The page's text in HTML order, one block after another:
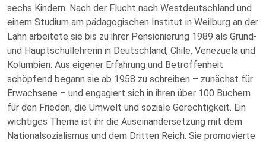
sechs Kindern. Nach der Flucht nach Westdeutschland und
einem Studium am pädagogischen Institut in Weilburg an der
Lahn arbeitete sie bis zu ihrer Pensionierung 1989 als Grund-
und Hauptschullehrerin in Deutschland, Chile, Venezuela und
Kolumbien. Aus eigener Erfahrung und Betroffenheit
schöpfend begann sie ab 1958 zu schreiben – zunächst für
Erwachsene – und engagiert sich in ihren über 100 Büchern
für den Frieden, die Umwelt und soziale Gerechtigkeit. Ein
wichtiges Thema ist ihr die Auseinandersetzung mit dem
Nationalsozialismus und dem Dritten Reich. Sie promovierte